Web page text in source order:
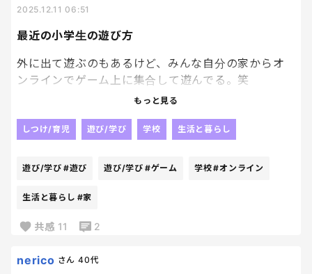
小学生のやるべき事は、まず勉強！！
くなるぞ！！！って話を耳にタコ出来るくらい言い
聞かせてるのに、伝わりませんわ🫠
まじで長男、、、
しっかりせぇ、、、
最近の小学生の遊び方
2025.12.11 06:51
外に出て遊ぶのもあるけど、みんな自分の家からオ
ンラインでゲーム上に集合して遊んでる。笑
ならいいよね。笑
もっと見る
しつけ/育児 遊び/学び 学校 生活と暮らし
遊び/学び #遊び 遊び/学び #ゲーム 学校#オンライン
生活と暮らし #家
共感 11 2
nerico さん 40代